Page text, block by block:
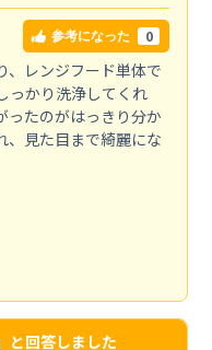
参考になった 0
、レンジフード単体で
っかり洗浄してくれ
ったのがはっきり分か
、見た目まで綺麗にな
と回答しました